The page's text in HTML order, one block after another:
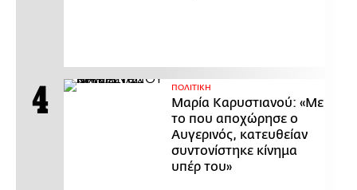
ΠΟΛΙΤΙΚΗ
Μαρία Καρυστιανού: «Με
το που αποχώρησε ο
Αυγερινός, κατευθείαν
συντονίστηκε κίνημα
υπέρ του»